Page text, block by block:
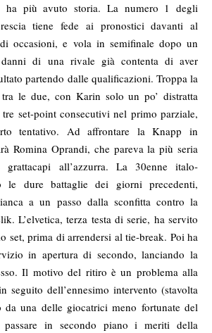
ha più avuto storia. La numero 1 degli
tiene fede ai pronostici davanti al
occasioni, e vola in semifinale dopo un
di una rivale già contenta di aver
partendo dalle qualificazioni. Troppa la
le due, con Karin solo un po’ distratta
set-point consecutivi nel primo parziale,
tentativo. Ad affrontare la Knapp in
Romina Oprandi, che pareva la più seria
grattacapi all’azzurra. La 30enne italo-
le dure battaglie dei giorni precedenti,
a un passo dalla sconfitta contro la
L’elvetica, terza testa di serie, ha servito
set, prima di arrendersi al tie-break. Poi ha
in apertura di secondo, lanciando la
Il motivo del ritiro è un problema alla
seguito dell’ennesimo intervento (stavolta
una delle giocatrici meno fortunate del
passare in secondo piano i meriti della